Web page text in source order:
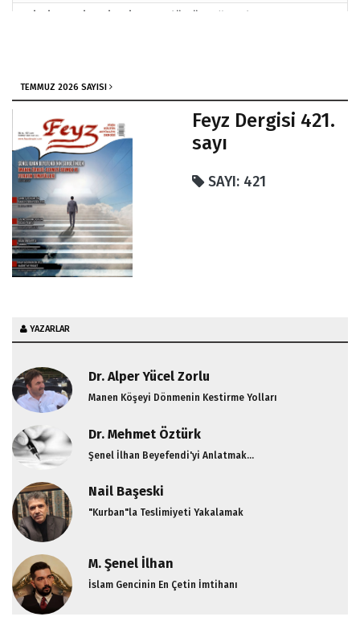
Hristiyan Siyonizmi ve Kudüs'ü Bağrında Taşıyan
Yücel Zorlu
TEMMUZ 2026 SAYISI
Feyz Dergisi 421.
sayı
SAYI: 421
YAZARLAR
Dr. Alper Yücel Zorlu
Manen Köşeyi Dönmenin Kestirme Yolları
Dr. Mehmet Öztürk
Şenel İlhan Beyefendi'yi Anlatmak...
Nail Başeski
"Kurban"la Teslimiyeti Yakalamak
M. Şenel İlhan
İslam Gencinin En Çetin İmtihanı